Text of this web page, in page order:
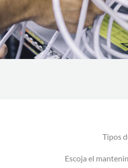
Tipos
Escoja el